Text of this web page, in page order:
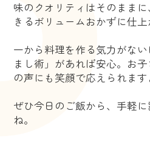
味のクオリティはそのまま
きるボリュームおかずに仕上
一から料理を作る気力がな
まし術」があれば安心。お子
の声にも笑顔で応えられます
ぜひ今日のご飯から、手軽
ね。